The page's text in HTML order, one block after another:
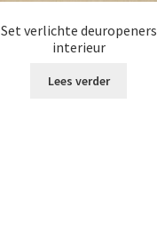
Set verlichte deuropeners
interieur
Lees verder